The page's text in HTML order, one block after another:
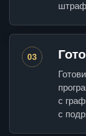
03
с
с